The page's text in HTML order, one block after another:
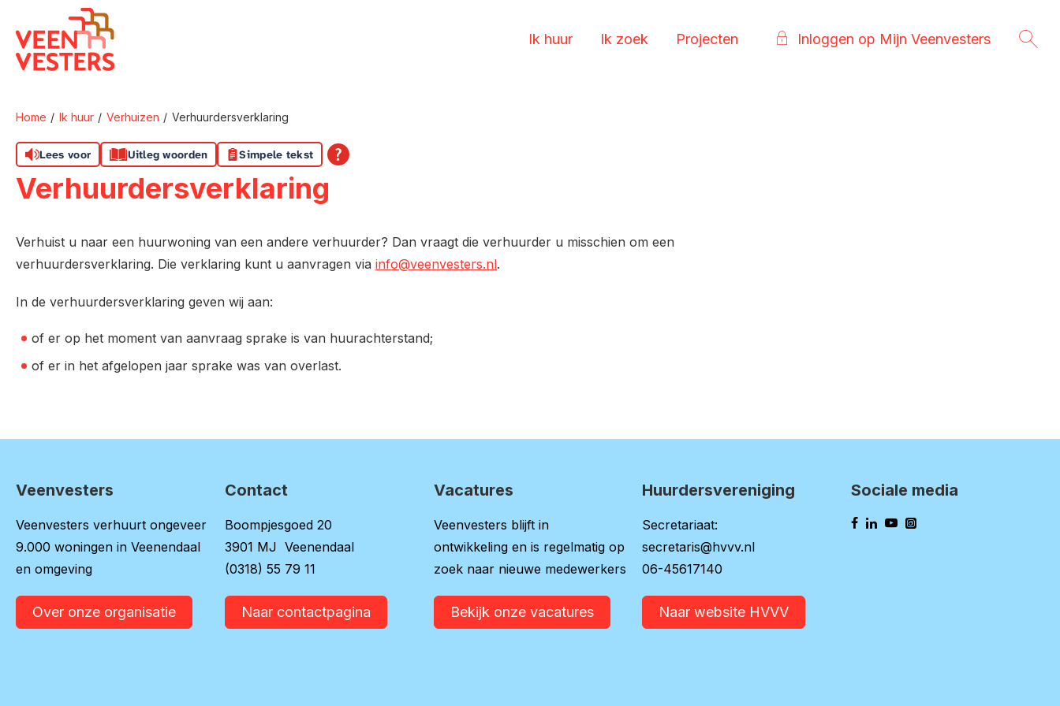
Naar hoofdinhoud
Naar hoofdnavigatiemenu
Naar zoeken
Naar de homepage
Ik huur Ik zoek Projecten Inloggen op Mijn Veenvesters
Home Ik huur Verhuizen Verhuurdersverklaring
Lees voor Uitleg woorden Simpele tekst
Verhuurdersverklaring
Verhuist u naar een huurwoning van een andere verhuurder? Dan vraagt die verhuurder u misschien om een
verhuurdersverklaring. Die verklaring kunt u aanvragen via info@veenvesters.nl.
In de verhuurdersverklaring geven wij aan:
of er op het moment van aanvraag sprake is van huurachterstand;
of er in het afgelopen jaar sprake was van overlast.
Contactinformatie
Veenvesters
Veenvesters verhuurt ongeveer
9.000 woningen in Veenendaal
en omgeving
Over onze organisatie
Contact
Boompjesgoed 20
3901 MJ Veenendaal
(0318) 55 79 11
Naar contactpagina
Vacatures
Veenvesters blijft in
ontwikkeling en is regelmatig op
zoek naar nieuwe medewerkers
Bekijk onze vacatures
Huurdersvereniging
Secretariaat:
secretaris@hvvv.nl
06-45617140
Naar website HVVV
Sociale media